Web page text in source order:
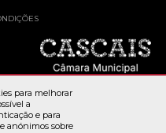
para melhorar
a
e para
anónimos sobre